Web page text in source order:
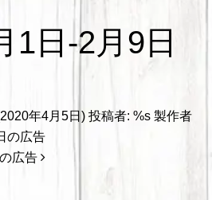
1日-2月9日
年4月5日) 投稿者: %s 製作者
ション
の広告
広告